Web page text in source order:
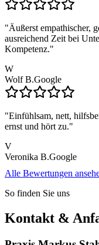
"Äußerst empathischer,
ausreichend Zeit bei
Kompetenz."
W
Wolf B.Google
"Einfühlsam, nett,
ernst und hört zu."
V
Veronika B.Google
Alle Bewertungen
So finden Sie uns
Kontakt &